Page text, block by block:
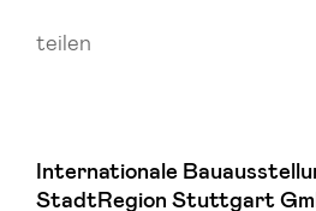
teilen
Internationale
StadtRegion Stuttgart